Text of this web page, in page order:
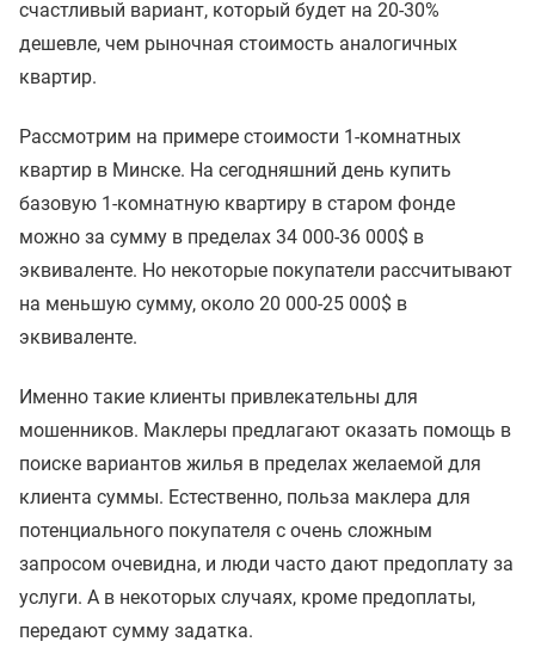
счастливый вариант, который будет на 20-30%
дешевле, чем рыночная стоимость аналогичных
квартир.
Рассмотрим на примере стоимости 1-комнатных
квартир в Минске. На сегодняшний день купить
базовую 1-комнатную квартиру в старом фонде
можно за сумму в пределах 34 000-36 000$ в
эквиваленте. Но некоторые покупатели рассчитывают
на меньшую сумму, около 20 000-25 000$ в
эквиваленте.
Именно такие клиенты привлекательны для
мошенников. Маклеры предлагают оказать помощь в
поиске вариантов жилья в пределах желаемой для
клиента суммы. Естественно, польза маклера для
потенциального покупателя с очень сложным
запросом очевидна, и люди часто дают предоплату за
услуги. А в некоторых случаях, кроме предоплаты,
передают сумму задатка.